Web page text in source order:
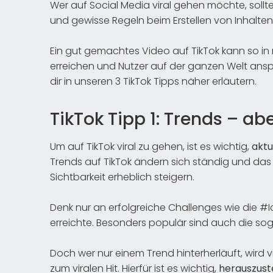
Wer auf Social Media viral gehen möchte,
und gewisse Regeln beim Erstellen von
Ein gut gemachtes Video auf TikTok kann so
erreichen und Nutzer auf der ganzen Welt
dir in unseren 3 TikTok Tipps näher erläutern.
TikTok Tipp 1: Trends –
Um auf TikTok viral zu gehen, ist es wichtig,
Trends auf TikTok ändern sich ständig und
Sichtbarkeit erheblich steigern.
Denk nur an erfolgreiche Challenges wie die
erreichte. Besonders populär sind auch die
Doch wer nur einem Trend hinterherläuft, wird
zum viralen Hit. Hierfür ist es wichtig,